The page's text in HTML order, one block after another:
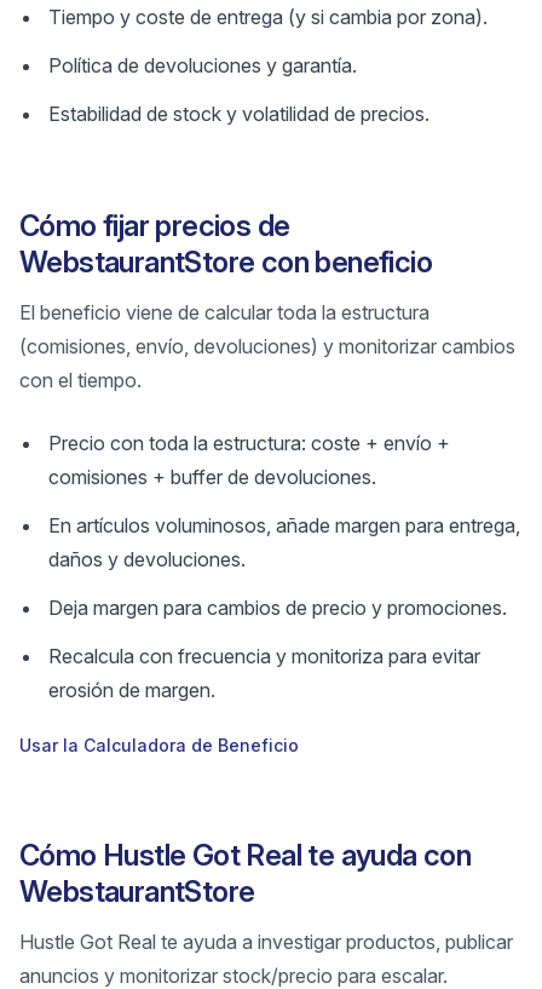
Tiempo y coste de entrega (y si cambia por zona).
Política de devoluciones y garantía.
Estabilidad de stock y volatilidad de precios.
Cómo fijar precios de
WebstaurantStore con beneficio
El beneficio viene de calcular toda la estructura
(comisiones, envío, devoluciones) y monitorizar cambios
con el tiempo.
Precio con toda la estructura: coste + envío +
comisiones + buffer de devoluciones.
En artículos voluminosos, añade margen para entrega,
daños y devoluciones.
Deja margen para cambios de precio y promociones.
Recalcula con frecuencia y monitoriza para evitar
erosión de margen.
Usar la Calculadora de Beneficio
Cómo Hustle Got Real te ayuda con
WebstaurantStore
Hustle Got Real te ayuda a investigar productos, publicar
anuncios y monitorizar stock/precio para escalar.